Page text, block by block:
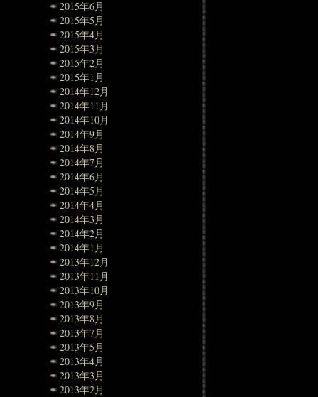
2015年6月
2015年5月
2015年4月
2015年3月
2015年2月
2015年1月
2014年12月
2014年11月
2014年10月
2014年9月
2014年8月
2014年7月
2014年6月
2014年5月
2014年4月
2014年3月
2014年2月
2014年1月
2013年12月
2013年11月
2013年10月
2013年9月
2013年8月
2013年7月
2013年5月
2013年4月
2013年3月
2013年2月